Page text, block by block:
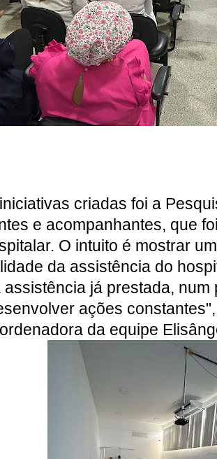
criadas foi a
e acompanhantes, que
O intuito é mostrar
da assistência do
assistência já prestada, num
ações
da equipe